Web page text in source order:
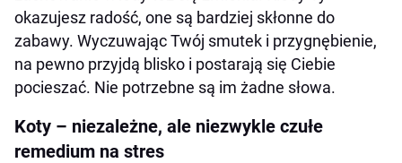
okazujesz radość, one są bardziej skłonne do
zabawy. Wyczuwając Twój smutek i przygnębienie,
na pewno przyjdą blisko i postarają się Ciebie
pocieszać. Nie potrzebne są im żadne słowa.
Koty – niezależne, ale niezwykle czułe
remedium na stres